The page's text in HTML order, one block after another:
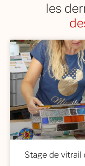
les
Stage de vitrail